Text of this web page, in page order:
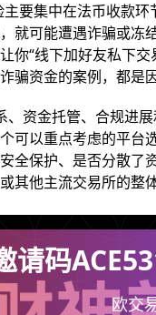
主要集中在法币收款
就可能遭遇诈骗或冻
你“线下加好友私下
骗资金的案例，都是
、资金托管、合规进
可以重点考虑的平台
全保护、是否分散
其他主流交易所的整
请码
佣 欧交